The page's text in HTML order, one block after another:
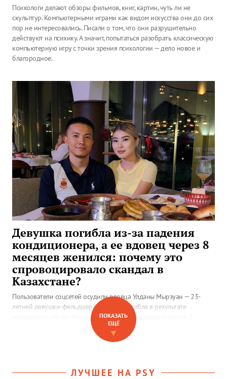
Психологи делают обзоры фильмов, книг, картин, чуть ли не
скульптур. Компьютерными играми как видом искусства они до сих
пор не интересовались. Писали о том, что они разрушительно
действуют на психику. А значит, попытаться разобрать классическую
компьютерную игру с точки зрения психологии — дело новое и
благородное.
Девушка погибла из-за падения
кондиционера, а ее вдовец через 8
месяцев женился: почему это
спровоцировало скандал в
Казахстане?
Пользователи соцсетей осудили вдовца Улданы Мырзуан — 23-
летней девушки-фельдшера, которая погибла в результате
несчастного случая. Мужчина женился на ее коллеге спустя 8
месяцев после смерти бывшей жены — и это, по мнению
комментаторов, неуважение к ее памяти.
ПОКАЗАТЬ
ЕЩЁ
▼
ЛУЧШЕЕ НА PSY